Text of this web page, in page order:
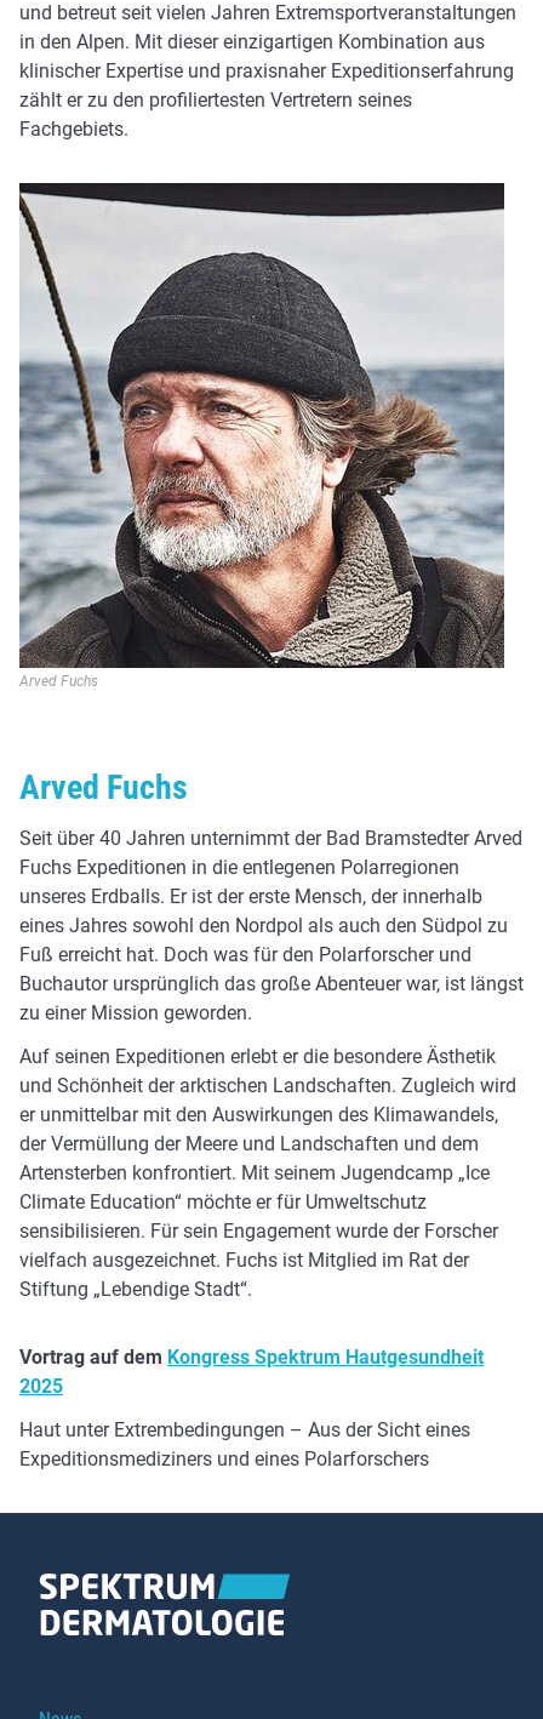
und betreut seit vielen Jahren Extremsportveranstaltungen
in den Alpen. Mit dieser einzigartigen Kombination aus
klinischer Expertise und praxisnaher Expeditionserfahrung
zählt er zu den profiliertesten Vertretern seines
Fachgebiets.
Arved Fuchs
Arved Fuchs
Seit über 40 Jahren unternimmt der Bad Bramstedter Arved
Fuchs Expeditionen in die entlegenen Polarregionen
unseres Erdballs. Er ist der erste Mensch, der innerhalb
eines Jahres sowohl den Nordpol als auch den Südpol zu
Fuß erreicht hat. Doch was für den Polarforscher und
Buchautor ursprünglich das große Abenteuer war, ist längst
zu einer Mission geworden.
Auf seinen Expeditionen erlebt er die besondere Ästhetik
und Schönheit der arktischen Landschaften. Zugleich wird
er unmittelbar mit den Auswirkungen des Klimawandels,
der Vermüllung der Meere und Landschaften und dem
Artensterben konfrontiert. Mit seinem Jugendcamp „Ice
Climate Education“ möchte er für Umweltschutz
sensibilisieren. Für sein Engagement wurde der Forscher
vielfach ausgezeichnet. Fuchs ist Mitglied im Rat der
Stiftung „Lebendige Stadt“.
Vortrag auf dem Kongress Spektrum Hautgesundheit
2025
Haut unter Extrembedingungen – Aus der Sicht eines
Expeditionsmediziners und eines Polarforschers